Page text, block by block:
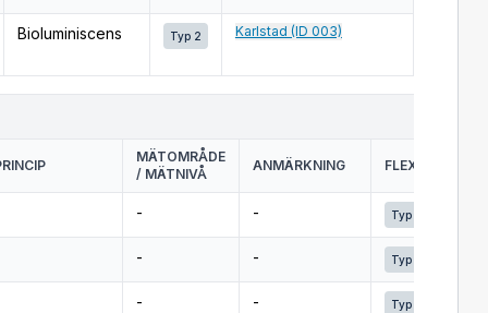
Bioluminiscens Typ 2 Karlstad (ID 003)
MÄTOMRÅDE
/ MÄTNIVÅ
ANMÄRKNING FLEX
- - Typ 2
- - Typ 2
- - Typ 2